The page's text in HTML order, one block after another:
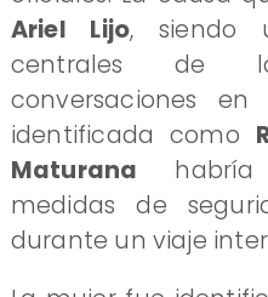
Ariel Lijo, siendo
centrales de
conversaciones
identificada como
Maturana habría
medidas de
durante un viaje